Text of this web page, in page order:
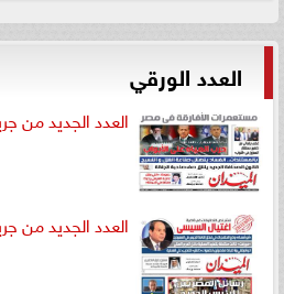
العدد الورقي
العدد الجديد من
العدد الجديد من